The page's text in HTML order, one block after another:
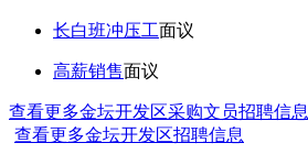
长白班冲压工面议
高薪销售面议
查看更多金坛开发区采购文员招聘信息
查看更多金坛开发区招聘信息